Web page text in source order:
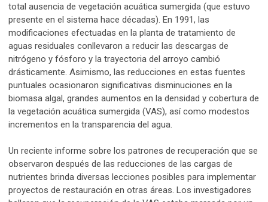
total ausencia de vegetación acuática sumergida (que estuvo
presente en el sistema hace décadas). En 1991, las
modificaciones efectuadas en la planta de tratamiento de
aguas residuales conllevaron a reducir las descargas de
nitrógeno y fósforo y la trayectoria del arroyo cambió
drásticamente. Asimismo, las reducciones en estas fuentes
puntuales ocasionaron significativas disminuciones en la
biomasa algal, grandes aumentos en la densidad y cobertura de
la vegetación acuática sumergida (VAS), así como modestos
incrementos en la transparencia del agua.
Un reciente informe sobre los patrones de recuperación que se
observaron después de las reducciones de las cargas de
nutrientes brinda diversas lecciones posibles para implementar
proyectos de restauración en otras áreas. Los investigadores